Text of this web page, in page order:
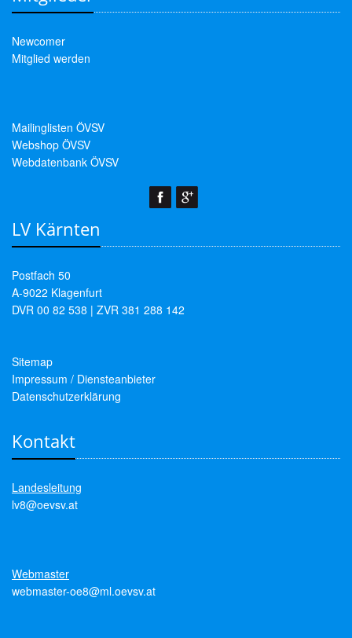
Newcomer
Mitglied werden
Mailinglisten ÖVSV
Webshop ÖVSV
Webdatenbank ÖVSV
LV Kärnten
Postfach 50
A-9022 Klagenfurt
DVR 00 82 538 | ZVR 381 288 142
Sitemap
Impressum / Diensteanbieter
Datenschutzerklärung
Kontakt
Landesleitung
lv8@oevsv.at
Webmaster
webmaster-oe8@ml.oevsv.at